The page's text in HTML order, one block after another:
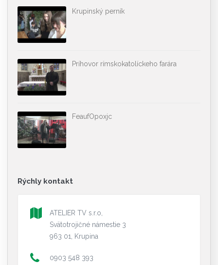
Krupinský perník
Príhovor rímskokatolíckeho farára
FeaufOpoxjc
Rýchly kontakt
ATELIER TV s.r.o,
Svätotrojičné námestie 3
963 01, Krupina
0903 548 393